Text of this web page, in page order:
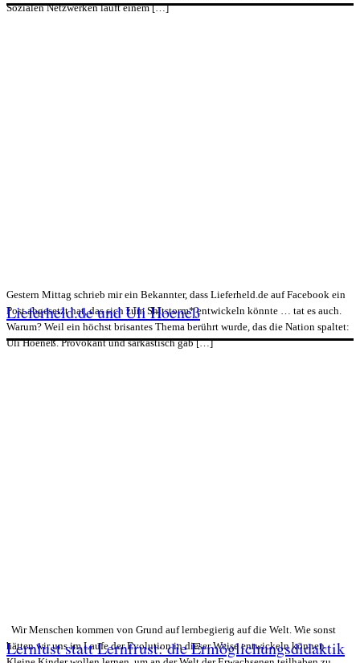
Sozialen Netzwerken läuft einem […]
Gestern Mittag schrieb mir ein Bekannter, dass Lieferheld.de auf Facebook ein
Post abgesetzt hat, das sich zum Shitstorm* entwickeln könnte … tat es auch.
Warum? Weil ein höchst brisantes Thema berührt wurde, das die Nation spaltet:
Uli Hoeneß. Provokant und sarkastisch gab […]
Lieferheld.de und Uli Hoeneß
Wir Menschen kommen von Grund auf lernbegierig auf die Welt. Wie sonst
hätten wir uns im Laufe der Evolution in dieser Weise entwickeln können.
Lernlust statt Lernfrust: die Ermöglichungsdidaktik